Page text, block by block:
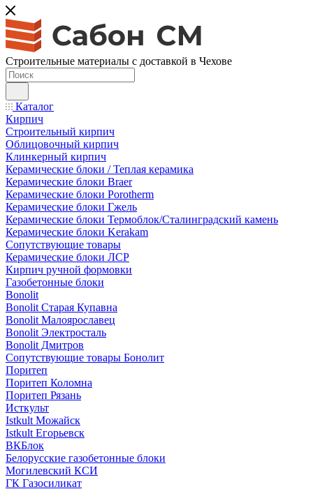
Строительные материалы с доставкой в Чехове
Каталог
Кирпич
Строительный кирпич
Облицовочный кирпич
Клинкерный кирпич
Керамические блоки / Теплая керамика
Керамические блоки Braer
Керамические блоки Porotherm
Керамические блоки Гжель
Керамические блоки Термоблок/Сталинградский камень
Керамические блоки Kerakam
Сопутствующие товары
Керамические блоки ЛСР
Кирпич ручной формовки
Газобетонные блоки
Bonolit
Bonolit Старая Купавна
Bonolit Малоярославец
Bonolit Электросталь
Bonolit Дмитров
Сопутствующие товары Бонолит
Поритеп
Поритеп Коломна
Поритеп Рязань
Исткульт
Istkult Можайск
Istkult Егорьевск
ВКБлок
Белорусские газобетонные блоки
Могилевский КСИ
ГК Газосиликат